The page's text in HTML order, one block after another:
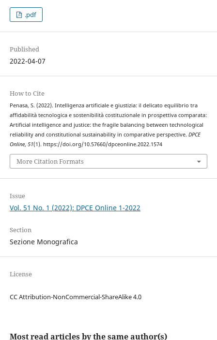
.pdf
Published
2022-04-07
How to Cite
Penasa, S. (2022). Intelligenza artificiale e giustizia: il delicato equilibrio tra
affidabilità tecnologica e sostenibilità costituzionale in prospettiva comparata:
Artificial intelligence and justice: the fragile balancing between technological
reliability and constitutional sustainability in comparative perspective. DPCE
Online, 51(1). https://doi.org/10.57660/dpceonline.2022.1574
More Citation Formats
Issue
Vol. 51 No. 1 (2022): DPCE Online 1-2022
Section
Sezione Monografica
License
CC Attribution-NonCommercial-ShareAlike 4.0
Most read articles by the same author(s)